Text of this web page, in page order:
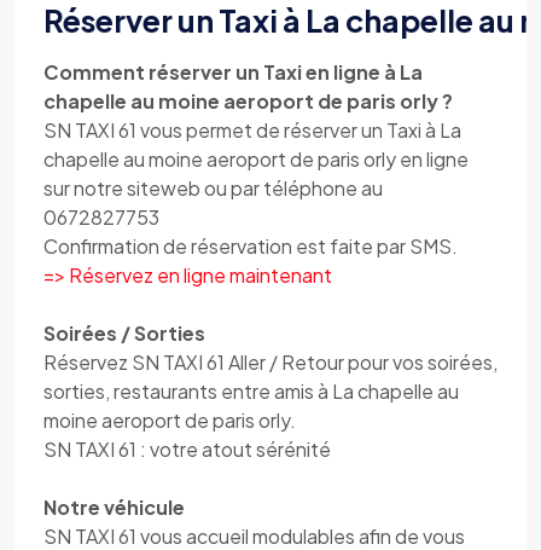
Réserver un Taxi à La chapelle
Comment réserver un Taxi en ligne à La
chapelle au moine aeroport de paris orly ?
SN TAXI 61 vous permet de réserver un Taxi à La
chapelle au moine aeroport de paris orly en ligne
sur notre siteweb ou par téléphone au
0672827753
Confirmation de réservation est faite par SMS.
=> Réservez en ligne maintenant
Soirées / Sorties
Réservez SN TAXI 61 Aller / Retour pour vos soirées,
sorties, restaurants entre amis à La chapelle au
moine aeroport de paris orly.
SN TAXI 61 : votre atout sérénité
Notre véhicule
SN TAXI 61 vous accueil modulables afin de vous